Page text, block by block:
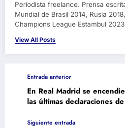
Periodista freelance. Prensa
Mundial de Brasil 2014, Rusia
Champions League Estambul
View All Posts
Entrada anterior
En Real Madrid se
las últimas declaraciones
Siguiente entrada